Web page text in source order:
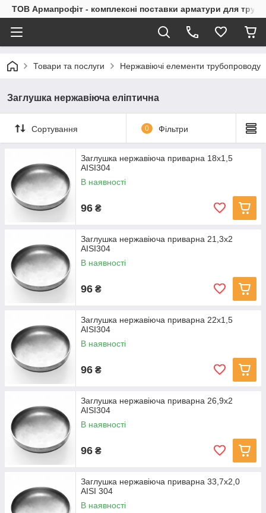
ТОВ Армапрофіт - комплексні поставки арматури для
Товари та послуги Нержавіючі елементи трубопроводу
Заглушка нержавіюча еліптична
Сортування 0 Фільтри
Заглушка нержавіюча приварна 18х1,5
AISI304
В наявності
96 ₴
Заглушка нержавіюча приварна 21,3х2
AISI304
В наявності
96 ₴
Заглушка нержавіюча приварна 22х1,5
AISI304
В наявності
96 ₴
Заглушка нержавіюча приварна 26,9х2
AISI304
В наявності
96 ₴
Заглушка нержавіюча приварна 33,7х2,0
AISI 304
В наявності